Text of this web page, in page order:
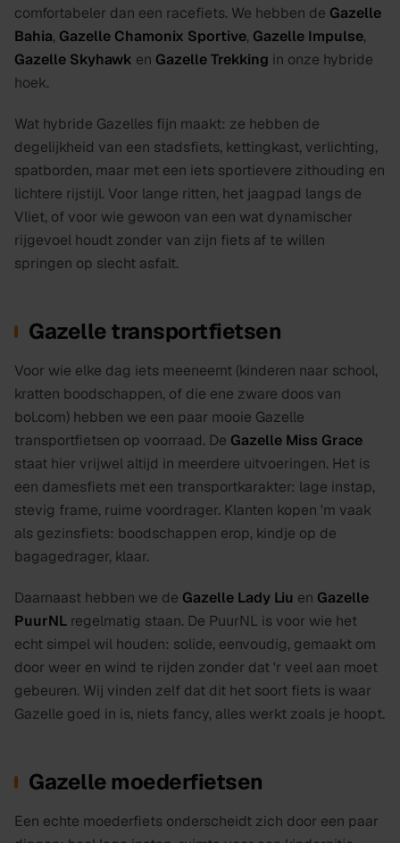
comfortabeler dan een racefiets. We hebben de Gazelle
Bahia, Gazelle Chamonix Sportive, Gazelle Impulse,
Gazelle Skyhawk en Gazelle Trekking in onze hybride
hoek.
Wat hybride Gazelles fijn maakt: ze hebben de
degelijkheid van een stadsfiets, kettingkast, verlichting,
spatborden, maar met een iets sportievere zithouding en
lichtere rijstijl. Voor lange ritten, het jaagpad langs de
Vliet, of voor wie gewoon van een wat dynamischer
rijgevoel houdt zonder van zijn fiets af te willen
springen op slecht asfalt.
Gazelle transportfietsen
Voor wie elke dag iets meeneemt (kinderen naar school,
kratten boodschappen, of die ene zware doos van
bol.com) hebben we een paar mooie Gazelle
transportfietsen op voorraad. De Gazelle Miss Grace
staat hier vrijwel altijd in meerdere uitvoeringen. Het is
een damesfiets met een transportkarakter: lage instap,
stevig frame, ruime voordrager. Klanten kopen 'm vaak
als gezinsfiets: boodschappen erop, kindje op de
bagagedrager, klaar.
Daarnaast hebben we de Gazelle Lady Liu en Gazelle
PuurNL regelmatig staan. De PuurNL is voor wie het
echt simpel wil houden: solide, eenvoudig, gemaakt om
door weer en wind te rijden zonder dat 'r veel aan moet
gebeuren. Wij vinden zelf dat dit het soort fiets is waar
Gazelle goed in is, niets fancy, alles werkt zoals je hoopt.
Gazelle moederfietsen
Een echte moederfiets onderscheidt zich door een paar